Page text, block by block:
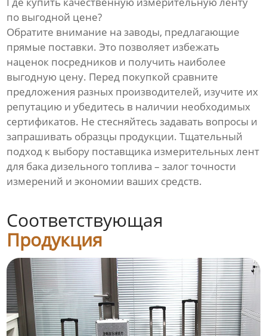
по выгодной цене?
Обратите внимание на заводы, предлагающие
прямые поставки. Это позволяет избежать
наценок посредников и получить наиболее
выгодную цену. Перед покупкой сравните
предложения разных производителей, изучите их
репутацию и убедитесь в наличии необходимых
сертификатов. Не стесняйтесь задавать вопросы и
запрашивать образцы продукции. Тщательный
подход к выбору поставщика измерительных лент
для бака дизельного топлива – залог точности
измерений и экономии ваших средств.
Соответствующая
Продукция